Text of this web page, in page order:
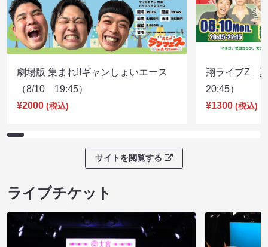
劇場版 集まれ!!ギャンしょいエース
（8/10 19:45）
¥2000 (税込)
翔ライブZ
20:45）
¥1300 (税込)
サイトを閲覧する
ライブチケット